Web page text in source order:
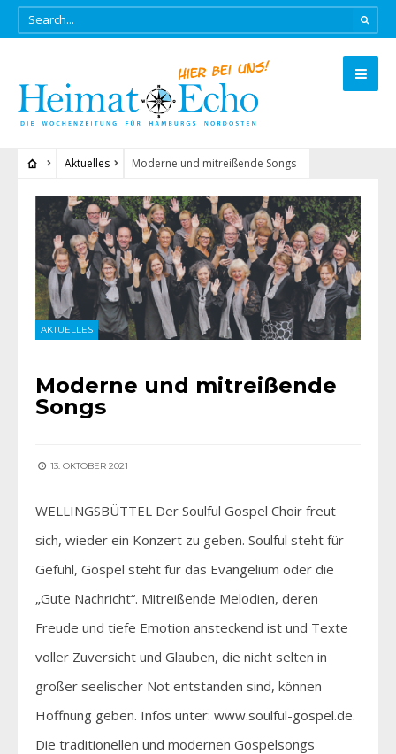
Aktuelles Moderne und mitreißende Songs
AKTUELLES
Moderne und mitreißende
Songs
13. OKTOBER 2021
WELLINGSBÜTTEL Der Soulful Gospel Choir freut
sich, wieder ein Konzert zu geben. Soulful steht für
Gefühl, Gospel steht für das Evangelium oder die
„Gute Nachricht“. Mitreißende Melodien, deren
Freude und tiefe Emotion ansteckend ist und Texte
voller Zuversicht und Glauben, die nicht selten in
großer seelischer Not entstanden sind, können
Hoffnung geben. Infos unter: www.soulful-gospel.de.
Die traditionellen und modernen Gospelsongs